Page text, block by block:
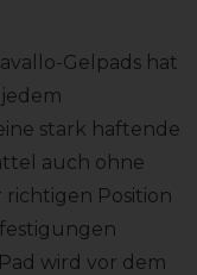
Gelpads hat
stark haftende
auch ohne
Position
wird vor dem